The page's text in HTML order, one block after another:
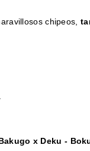
chipeos,
x Deku -